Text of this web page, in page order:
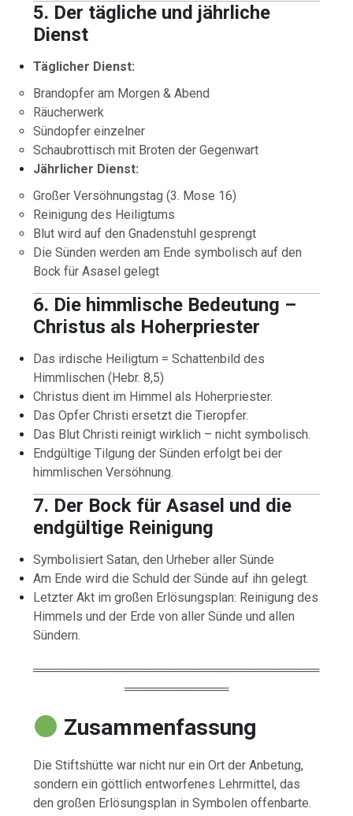
5. Der tägliche und jährliche
Dienst
Täglicher Dienst:
Brandopfer am Morgen & Abend
Räucherwerk
Sündopfer einzelner
Schaubrottisch mit Broten der Gegenwart
Jährlicher Dienst:
Großer Versöhnungstag (3. Mose 16)
Reinigung des Heiligtums
Blut wird auf den Gnadenstuhl gesprengt
Die Sünden werden am Ende symbolisch auf den
Bock für Asasel gelegt
6. Die himmlische Bedeutung –
Christus als Hoherpriester
Das irdische Heiligtum = Schattenbild des
Himmlischen (Hebr. 8,5)
Christus dient im Himmel als Hoherpriester.
Das Opfer Christi ersetzt die Tieropfer.
Das Blut Christi reinigt wirklich – nicht symbolisch.
Endgültige Tilgung der Sünden erfolgt bei der
himmlischen Versöhnung.
7. Der Bock für Asasel und die
endgültige Reinigung
Symbolisiert Satan, den Urheber aller Sünde
Am Ende wird die Schuld der Sünde auf ihn gelegt.
Letzter Akt im großen Erlösungsplan: Reinigung des
Himmels und der Erde von aller Sünde und allen
Sündern.
═════════════════════════════════
════════════
Zusammenfassung
Die Stiftshütte war nicht nur ein Ort der Anbetung,
sondern ein göttlich entworfenes Lehrmittel, das
den großen Erlösungsplan in Symbolen offenbarte.